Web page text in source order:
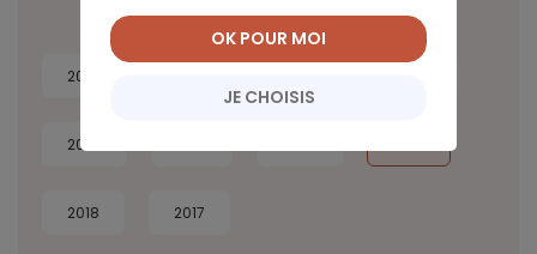
2026
2022
2018 2017
JE CHOISIS
OK POUR MOI